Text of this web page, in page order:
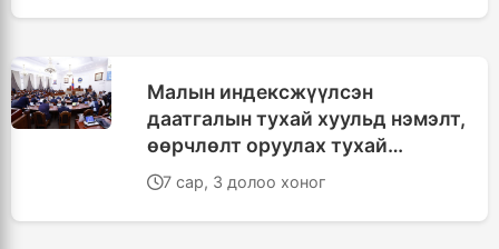
Малын индексжүүлсэн
даатгалын тухай хуульд нэмэлт,
өөрчлөлт оруулах тухай
хуулийн төслийг батлав
7 сар, 3 долоо хоног